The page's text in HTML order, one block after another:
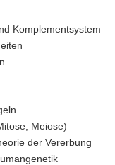
Komplementsystem
Meiose)
der Vererbung